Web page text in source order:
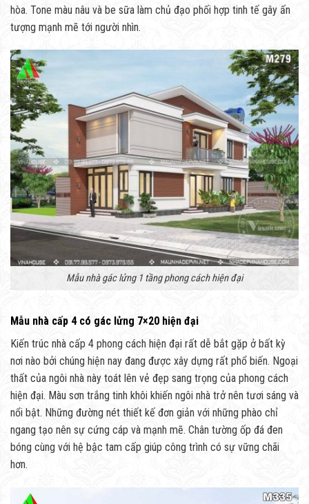
hòa. Tone màu nâu và be sữa làm chủ đạo phối hợp tinh tế gây ấn
tượng mạnh mẽ tới người nhìn.
Mẫu nhà gác lửng 1 tầng phong cách hiện đại
Mẫu nhà cấp 4 có gác lửng 7×20 hiện đại
Kiến trúc nhà cấp 4 phong cách hiện đại rất dễ bắt gặp ở bất kỳ
nơi nào bởi chúng hiện nay đang được xây dựng rất phổ biến. Ngoại
thất của ngôi nhà này toát lên vẻ đẹp sang trọng của phong cách
hiện đại. Màu sơn trắng tinh khôi khiến ngôi nhà trở nên tươi sáng và
nổi bật. Những đường nét thiết kế đơn giản với những phào chỉ
ngang tạo nên sự cứng cáp và mạnh mẽ. Chân tường ốp đá đen
bóng cùng với hệ bậc tam cấp giúp công trình có sự vững chãi
hơn.